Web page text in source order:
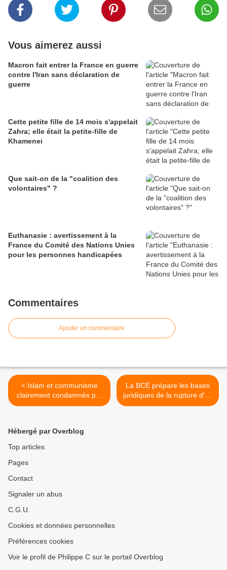
Vous aimerez aussi
Macron fait entrer la France en guerre
contre l'Iran sans déclaration de
guerre
Cette petite fille de 14 mois s'appelait
Zahra; elle était la petite-fille de
Khamenei
Que sait-on de la "coalition des
volontaires" ?
Euthanasie : avertissement à la
France du Comité des Nations Unies
pour les personnes handicapées
Commentaires
Ajouter un commentaire
< Islam et communisme
clairement condamnés par
un évêque italien
La BCE prépare les bases
juridiques de la rupture d'un
pays avec l'euro >
Hébergé par Overblog
Top articles
Pages
Contact
Signaler un abus
C.G.U.
Cookies et données personnelles
Préférences cookies
Voir le profil de Philippe C sur le portail Overblog